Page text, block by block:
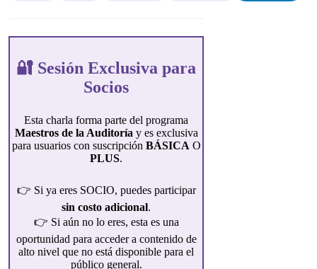
🔐 Sesión Exclusiva para
Socios
Esta charla forma parte del programa
Maestros de la Auditoría y es exclusiva
para usuarios con suscripción BÁSICA O
PLUS.
👉 Si ya eres SOCIO, puedes participar
sin costo adicional.
👉 Si aún no lo eres, esta es una
oportunidad para acceder a contenido de
alto nivel que no está disponible para el
público general.